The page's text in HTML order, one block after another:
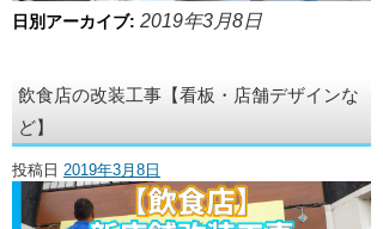
・悪臭調査
・ここに水栓がほしい
日別アーカイブ: 2019年3月8日
飲食店の改装工事【看板・店舗デザインな
ど】
投稿日 2019年3月8日